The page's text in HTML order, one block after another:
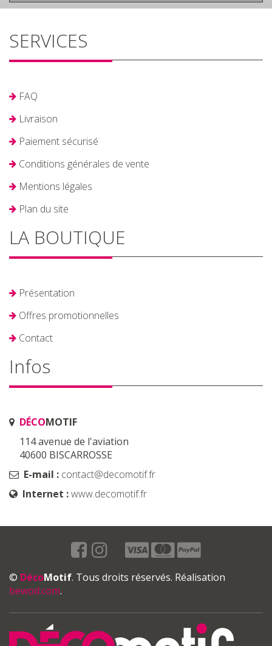
SERVICES
FAQ
Livraison
Paiement sécurisé
Conditions générales de vente
Mentions légales
Plan du site
LA BOUTIQUE
Présentation
Offres promotionnelles
Contact
Infos
DÉCOMOTIF
114 avenue de l'aviation
40600 BISCARROSSE
E-mail : contact@decomotif.fr
Internet :www.decomotif.fr
© DécoMotif. Tous droits réservés. Réalisation
bewod.com.